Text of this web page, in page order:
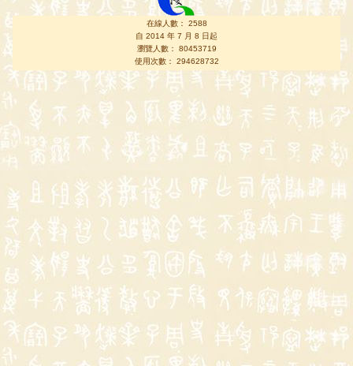
在線人數： 2588
自 2014 年 7 月 8 日起
瀏覽人數： 80453719
使用次數： 294628732